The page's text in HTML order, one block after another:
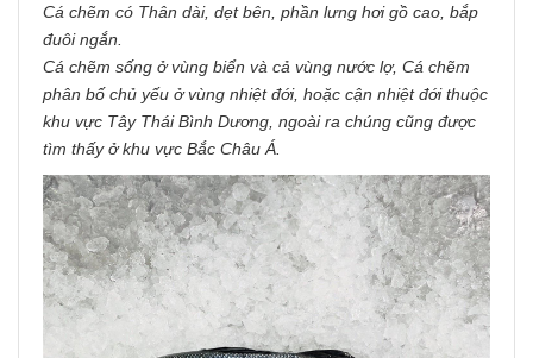
Cá chẽm có Thân dài, dẹt bên, phần lưng hơi gồ cao, bắp
đuôi ngắn.
Cá chẽm sống ở vùng biển và cả vùng nước lợ, Cá chẽm
phân bố chủ yếu ở vùng nhiệt đới, hoặc cận nhiệt đới thuộc
khu vực Tây Thái Bình Dương, ngoài ra chúng cũng được
tìm thấy ở khu vực Bắc Châu Á.